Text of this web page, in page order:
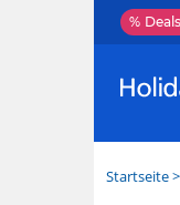
% Deals
Startseite>